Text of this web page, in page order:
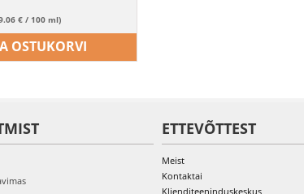
€ / 100 ml)
OSTUKORVI
ETTEVÕTTEST
Meist
Kontaktai
Klienditeeninduskeskus